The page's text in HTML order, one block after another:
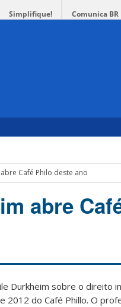
Simplifique! Comunica BR
Café Philo deste ano
abre
Durkheim sobre o direito
2012 do Café Phillo. O